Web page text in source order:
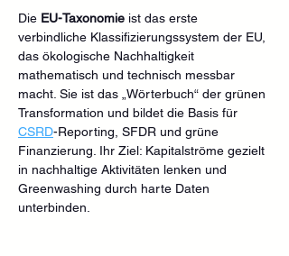
Die EU-Taxonomie ist das erste
verbindliche Klassifizierungssystem der EU,
das ökologische Nachhaltigkeit
mathematisch und technisch messbar
macht. Sie ist das „Wörterbuch“ der grünen
Transformation und bildet die Basis für
CSRD-Reporting, SFDR und grüne
Finanzierung. Ihr Ziel: Kapitalströme gezielt
in nachhaltige Aktivitäten lenken und
Greenwashing durch harte Daten
unterbinden.